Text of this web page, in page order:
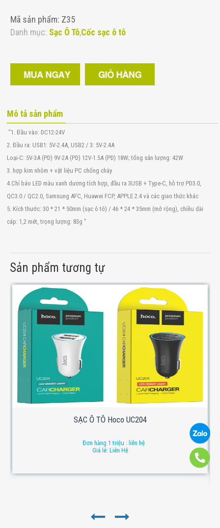
Mã sản phẩm: Z35
Danh mục: Sạc Ô Tô,Cốc sạc ô tô
Mô tả sản phẩm
"1. Đầu vào: DC12-24V
2. Đầu ra: USB1: 5V-2.4A, USB2 / 3: 5V-2.4A
Loại-C: 5V-3A (PD) 9V-2A (PD) 12V-1.5A (PD) 18W; tổng sản lượng: 42W
3. hợp kim nhôm + vật liệu PC chống cháy
4.Chỉ báo LED màu xanh dương tích hợp, đầu ra 3USB + Type-C, hỗ trợ PD3.0,
QC3.0 / QC2.0, Samsung AFC, Huawei FCP, APPLE 2.4 và các giao thức khác
5. Kích thước: 30 * 21 * 50mm (sạc ô tô) / 46 * 24 * 35mm (mở rộng), chiều dài
cáp: 1,2 mét, trọng lượng: 83g "
Sản phẩm tương tự
SẠC Ô TÔ Hoco UC204
Đơn hàng 1 triệu : liên hệ
Giá lẻ: Liên Hệ